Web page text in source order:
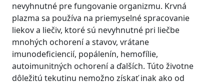
nevyhnutné pre fungovanie organizmu. Krvná
plazma sa používa na priemyselné spracovanie
liekov a liečiv, ktoré sú nevyhnutné pri liečbe
mnohých ochorení a stavov, vrátane
imunodeficiencií, popálenín, hemofílie,
autoimunitných ochorení a ďalších. Túto životne
dôležitú tekutinu nemožno získať inak ako od